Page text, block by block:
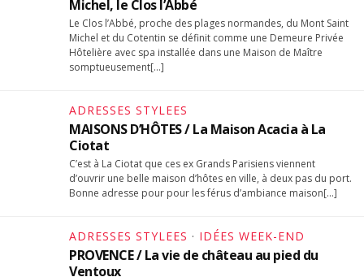
Michel, le Clos l’Abbé
Le Clos l’Abbé, proche des plages normandes, du Mont Saint
Michel et du Cotentin se définit comme une Demeure Privée
Hôtelière avec spa installée dans une Maison de Maître
somptueusement[…]
ADRESSES STYLEES
MAISONS D’HÔTES / La Maison Acacia à La
Ciotat
C’est à La Ciotat que ces ex Grands Parisiens viennent
d’ouvrir une belle maison d’hôtes en ville, à deux pas du port.
Bonne adresse pour pour les férus d’ambiance maison[…]
ADRESSES STYLEES · IDÉES WEEK-END
PROVENCE / La vie de château au pied du
Ventoux